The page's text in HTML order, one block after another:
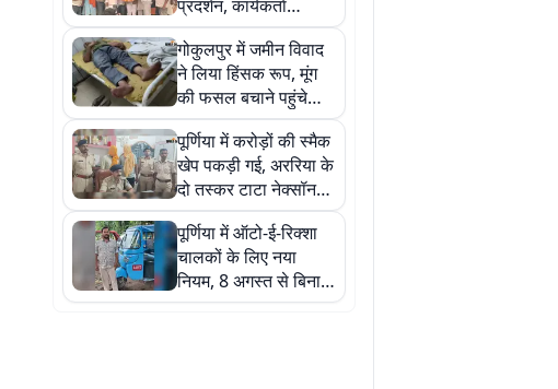
प्रदर्शन, कार्यकर्ता
सम्मेलन में नए सदस्यों का
स्वागत
गोकुलपुर में जमीन विवाद
ने लिया हिंसक रूप, मूंग
की फसल बचाने पहुंचे
किसान के मामा पर हमला
पूर्णिया में करोड़ों की स्मैक
खेप पकड़ी गई, अररिया के
दो तस्कर टाटा नेक्सॉन
समेत गिरफ्तार
पूर्णिया में ऑटो-ई-रिक्शा
चालकों के लिए नया
नियम, 8 अगस्त से बिना
कलर कोड वाले वाहनों पर